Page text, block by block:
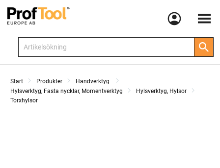
Meny
Start Produkter
Handverktyg
Hylsverktyg, Fasta nycklar, Momentverktyg
Hylsverktyg, Hylsor
Torxhylsor